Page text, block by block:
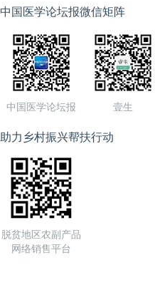
中国医学论坛报微信矩阵
中国医学论坛报 壹生
助力乡村振兴帮扶行动
脱贫地区农副产品
网络销售平台